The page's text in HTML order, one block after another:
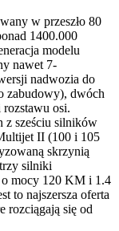
w przeszło 80
1400.000
modelu
nawet 7-
nadwozia do
zabudowy), dwóch
osi.
z sześciu silników
II (100 i 105
skrzynią
silniki
mocy 120 KM i 1.4
to najszersza oferta
rozciągają się od